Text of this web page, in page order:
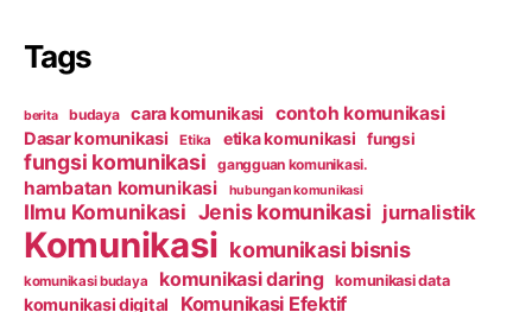
Tags
berita budaya cara komunikasi contoh komunikasi
Dasar komunikasi Etika etika komunikasi fungsi
fungsi komunikasi gangguan komunikasi.
hambatan komunikasi hubungan komunikasi
Ilmu Komunikasi Jenis komunikasi jurnalistik
Komunikasi komunikasi bisnis
komunikasi budaya komunikasi daring komunikasi data
komunikasi digital Komunikasi Efektif